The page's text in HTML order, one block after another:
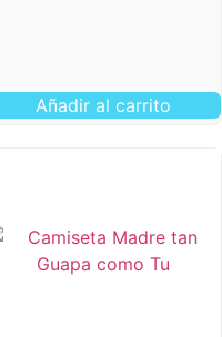
Añadir al carrito